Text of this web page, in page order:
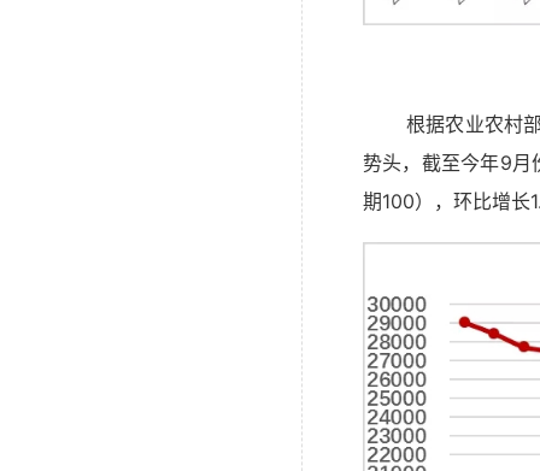
根据农业农村
势头，截至今年9月
期100），环比增长